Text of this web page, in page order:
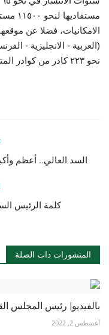
الفيديوهات
الرعاة
English
Swahili
الامكانيات، فضلا عن
(العربية - الانجليزية -
نحو ٢٢٣ كادر من كوادر المترجمين في برامجنا.
السد العالي.. أعظم
كلمة الرئيس
المنشورات ذات الصلة
بالفيديو| رئيس المجلس
أغسطس 2, 2022